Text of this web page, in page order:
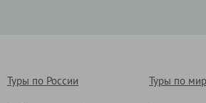
Туры по России Туры по